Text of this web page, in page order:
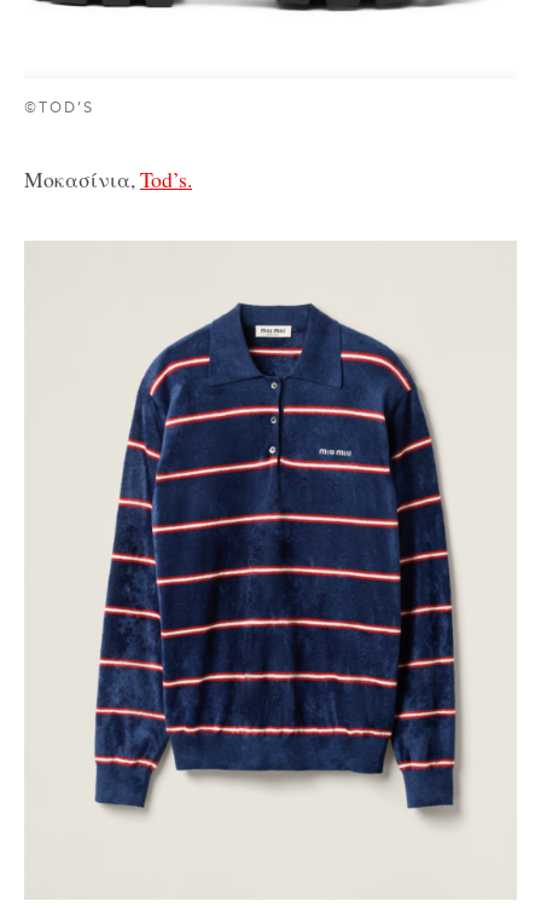
©TOD’S
Μοκασίνια,Tod’s.